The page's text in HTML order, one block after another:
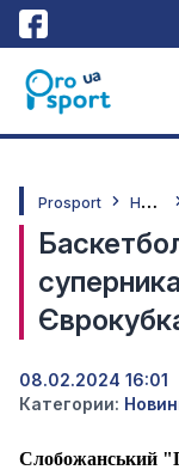
Prosport Н
овини
08.02.2024 16:01
Категории:
Слобожанський